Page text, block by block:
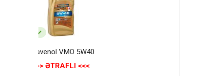
Ravenol VMO 5W40
>>> ƏTRAFLI <<<